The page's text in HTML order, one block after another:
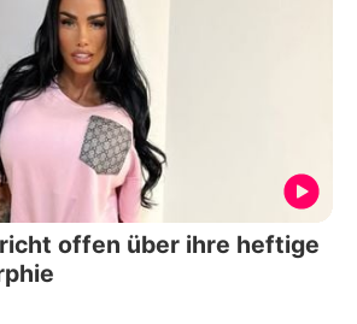
offen über ihre heftige